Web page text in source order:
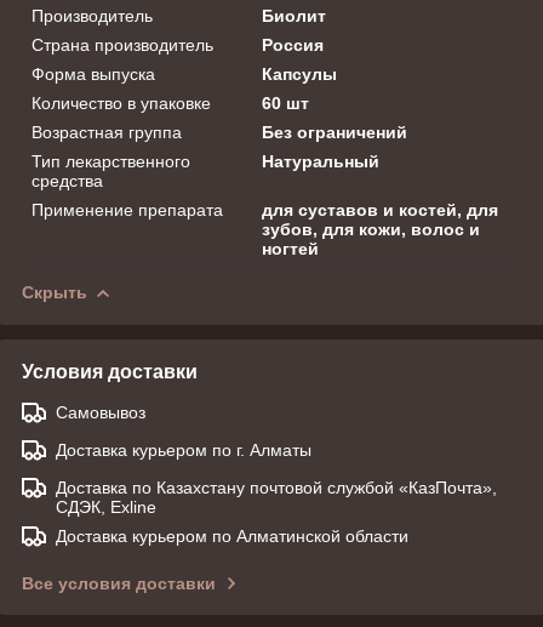
Производитель
Биолит
Страна производитель
Россия
Форма выпуска
Капсулы
Количество в упаковке
60 шт
Возрастная группа
Без ограничений
Тип лекарственного
средства
Натуральный
Применение препарата
для суставов и костей, для
зубов, для кожи, волос и
ногтей
Скрыть
Условия доставки
Самовывоз
Доставка курьером по г. Алматы
Доставка по Казахстану почтовой службой «КазПочта»,
СДЭК, Exline
Доставка курьером по Алматинской области
Все условия доставки